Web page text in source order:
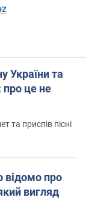
України та
про це не
та приспів пісні
відомо про
вигляд